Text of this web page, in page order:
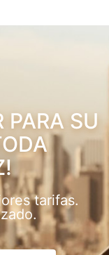
PARA SU
tarifas.